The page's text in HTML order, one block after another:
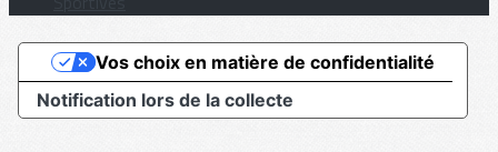
Notification lors de la collecte
Vos choix en matière de confidentialité